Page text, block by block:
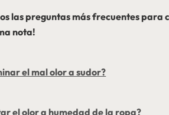
las preguntas más frecuentes
nota!
el mal olor a sudor?
el olor a humedad de la ropa?